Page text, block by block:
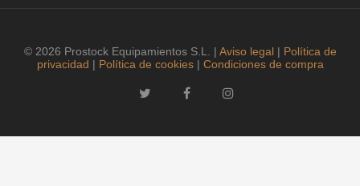
© 2026 Prostock Equipamientos S.L. | Aviso legal| Política de
privacidad | Política de cookies| Condiciones de compra